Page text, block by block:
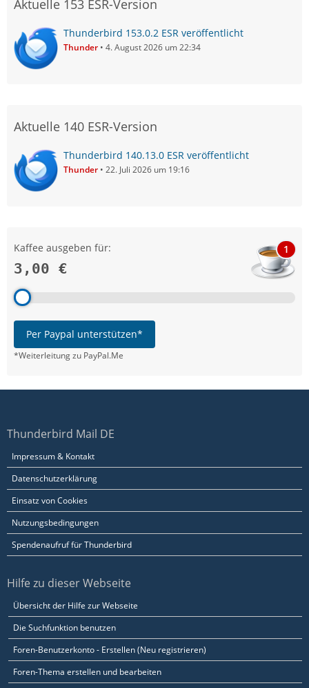
Aktuelle 153 ESR-Version
Thunderbird 153.0.2 ESR veröffentlicht
Thunder 4. August 2026 um 22:34
Aktuelle 140 ESR-Version
Thunderbird 140.13.0 ESR veröffentlicht
Thunder 22. Juli 2026 um 19:16
Kaffee ausgeben für:
3,00 €
1
Per Paypal unterstützen*
*Weiterleitung zu PayPal.Me
Thunderbird Mail DE
Impressum & Kontakt
Datenschutzerklärung
Einsatz von Cookies
Nutzungsbedingungen
Spendenaufruf für Thunderbird
Hilfe zu dieser Webseite
Übersicht der Hilfe zur Webseite
Die Suchfunktion benutzen
Foren-Benutzerkonto - Erstellen (Neu registrieren)
Foren-Thema erstellen und bearbeiten